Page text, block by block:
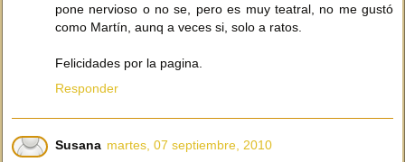
pone nervioso o no se, pero es muy teatral, no me gustó
como Martín, aunq a veces si, solo a ratos.
Felicidades por la pagina.
Responder
Susana martes, 07 septiembre, 2010